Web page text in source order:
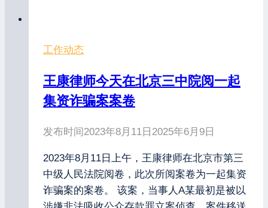
工作动态
王康律师今天在北京三中院阅一起
集资诈骗案案卷
发布时间2023年8月11日 2025年6月9日
2023年8月11日上午，王康律师在北京市第三
中级人民法院阅卷，此次所阅案卷为一起集资
诈骗案的案卷。 该案，当事人A某最初是被以